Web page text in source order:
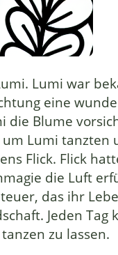
Lumi war
eine
die Blume
um Lumi tanzten
Flick. Flick
die Luft
das ihr
Jeden Tag
zu lassen.